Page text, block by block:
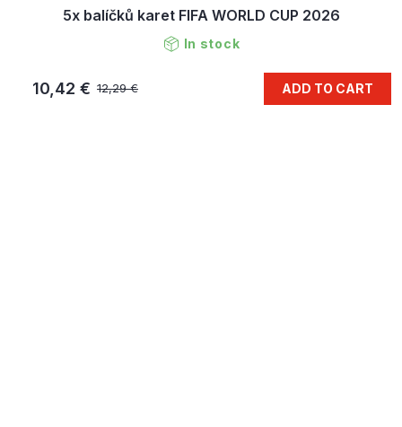
5x balíčků karet FIFA WORLD CUP 2026
In stock
12,29 €
10,42 € ADD TO CART